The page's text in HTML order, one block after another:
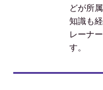
どが所
知識も
レーナ
す。